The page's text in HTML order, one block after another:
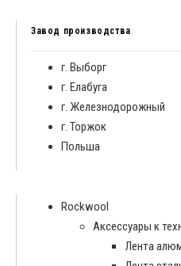
Завод производства
г. Выборг
г. Елабуга
г. Железнодорожный
г. Торжок
Польша
Rockwool
Аксессуары к
Лента